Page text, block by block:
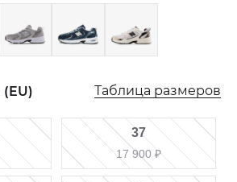
Таблица размеров
37
17 900 ₽